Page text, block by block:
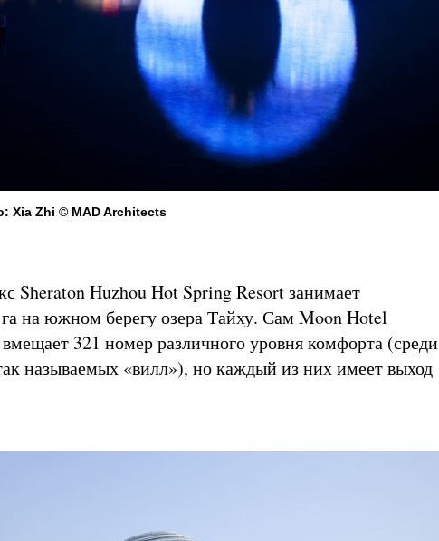
Xia Zhi © MAD Architects
Sheraton Huzhou Hot Spring Resort занимает
на южном берегу озера Тайху. Сам Moon Hotel
321 номер различного уровня комфорта (среди
называемых «вилл»), но каждый из них имеет выход